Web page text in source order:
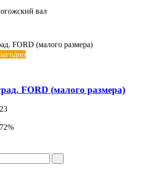
вал
FORD (малого размера)